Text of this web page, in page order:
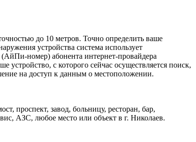
до 10 метров. Точно определить ваше
устройства система использует
номер) абонента интернет-провайдера
с которого сейчас осуществляется поиск,
на доступ к данным о местоположении.
проспект, завод, больницу, ресторан, бар,
АЗС, любое место или объект в г. Николаев.